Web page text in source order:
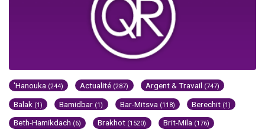
'Hanouka (244) Actualité (287) Argent & Travail (747)
Balak (1) Bamidbar (1) Bar-Mitsva (118) Berechit (1)
Beth-Hamikdach (6) Brakhot (1520) Brit-Mila (176)